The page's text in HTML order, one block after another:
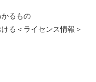
かるもの
る＜ライセンス情報＞